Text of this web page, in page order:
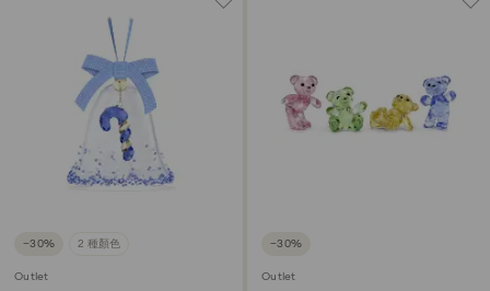
−30% 2 種顏色
Outlet
−30%
Outlet